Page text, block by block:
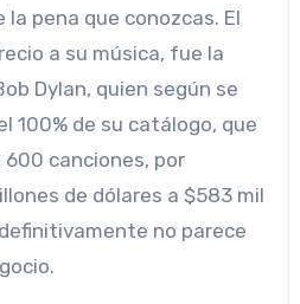
pena que conozcas. El
a su música, fue la
Dylan, quien según se
100% de su catálogo, que
canciones, por
de dólares a $583 mil
no parece